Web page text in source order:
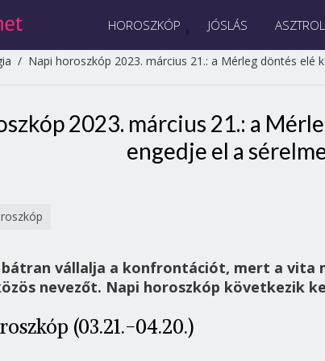
HOROSZKÓP JÓSLÁS
/ Napi horoszkóp 2023. március 21.: a Mérleg döntés elé
2023. március 21.: a
engedje el a
vállalja a konfrontációt, mert a vita
nevezőt. Napi horoszkóp következik
(03.21.-04.20.)